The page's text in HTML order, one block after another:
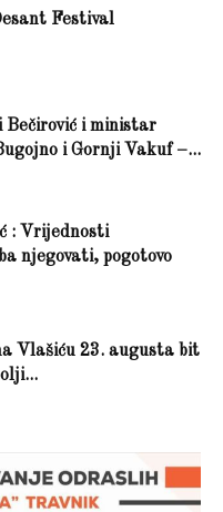
Festival
Bečirović i ministar
i Gornji Vakuf –...
: Vrijednosti
njegovati, pogotovo
Vlašiću 23. augusta bit